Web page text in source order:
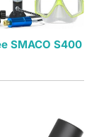
SMACO S400